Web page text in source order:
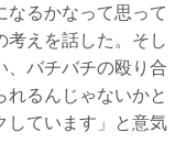
なるかなって思って
考えを話した。そし
、バチバチの殴り合
れるんじゃないかと
しています」と意気